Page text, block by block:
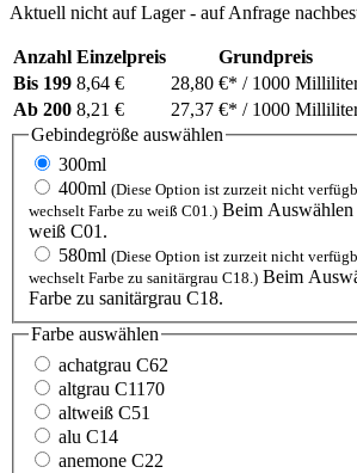
Aktuell nicht auf Lager - auf Anfrage
Anzahl Einzelpreis
Grundpreis
Bis 199 8,64 € 28,80 €* / 1000
Ab 200 8,21 € 27,37 €* / 1000
Gebindegröße auswählen
300ml
400ml (Diese Option ist zurzeit nicht
wechselt Farbe zu weiß C01.) Beim Auswählen
weiß C01.
580ml (Diese Option ist zurzeit nicht
wechselt Farbe zu sanitärgrau C18.) Beim
Farbe zu sanitärgrau C18.
Farbe auswählen
achatgrau C62
altgrau C1170
altweiß C51
alu C14
anemone C22